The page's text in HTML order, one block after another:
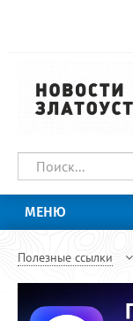
МЕНЮ
Полезные ссылки